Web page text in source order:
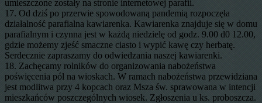
umieszczone zostały na stronie internetowej parafii.
17. Od dziś po przerwie spowodowaną pandemią rozpoczęła
działalność parafialna kawiarenka. Kawiarenka znajduje się w domu
parafialnym i czynna jest w każdą niedzielę od godz. 9.00 d0 12.00,
gdzie możemy zjeść smaczne ciasto i wypić kawę czy herbatę.
Serdecznie zapraszamy do odwiedzania naszej kawiarenki.
18. Zachęcamy rolników do organizowania nabożeństwa
poświęcenia pól na wioskach. W ramach nabożeństwa przewidziana
jest modlitwa przy 4 kopcach oraz Msza św. sprawowana w intencji
mieszkańców poszczególnych wiosek. Zgłoszenia u ks. proboszcza.